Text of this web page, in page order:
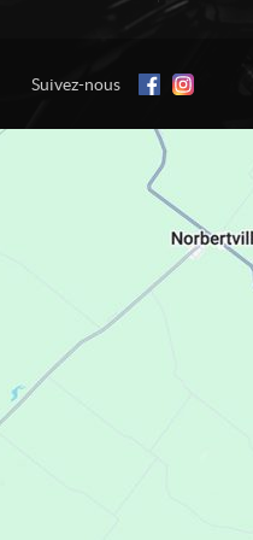
Suivez-nous